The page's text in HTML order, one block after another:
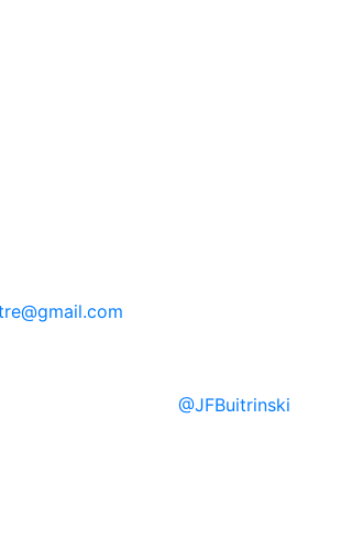
@gmail.com
@JFBuitrinski